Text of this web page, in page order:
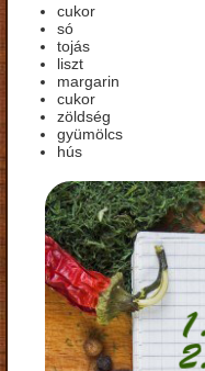
cukor
só
tojás
liszt
margarin
cukor
zöldség
gyümölcs
hús